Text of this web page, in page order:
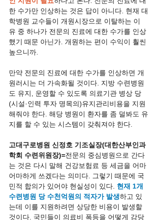
한 수가만 인상하는 것은 답이 아니다. 현재 대
학병원 교수들이 개원시장으로 이탈하는 이
유 중 하나가 전문의 진료에 대한 수가를 인상
했기 때문 아닌가. 개원하는 편이 수익이 훨씬
높으니까.
만약 전문의 진료에 대한 수가를 인상하면 개
원러시는 더 가속화될 것이다. 지방 수련병원
도 유지, 운영할 수 있도록 의료기관 병상 당
(시설·인력 투자 명목의)유지관리비용을 지원
해줘야 한다. 해당 병원이 환자를 좀 덜봐도 유
지를 할 수 있는 시스템이 갖춰져야 한다.
고대구로병원 신정호 기조실장(대한산부인과
학회 수련위원장)=전문의 중심병원으로 간다
는 것은 다시 말해 건강보험료 등 세금을 어마
어마하게 쓰겠다는 의미다. 그렇기 때문에 국
민적 합의가 있어야 현실성이 있다. 현재 1개
수련병원 당 수천억원의 적자가 발생하고 있
는데 이를 지원하려면 상당한 비용이 발생할
것이다. 국민들이 의료비 폭등을 어떻게 감당